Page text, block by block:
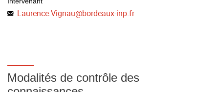
Les OLEDs
V-2. LASERS à 3 ou 4 niveaux
Laurence.Vignau@bordeaux-inp.fr
Modalités de contrôle des